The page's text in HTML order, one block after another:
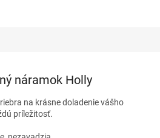
náramok Holly
na krásne doladenie vášho
príležitosť.